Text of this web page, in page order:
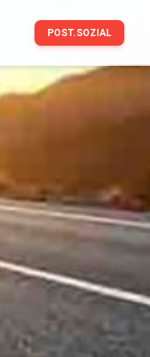
POST.SOZIAL